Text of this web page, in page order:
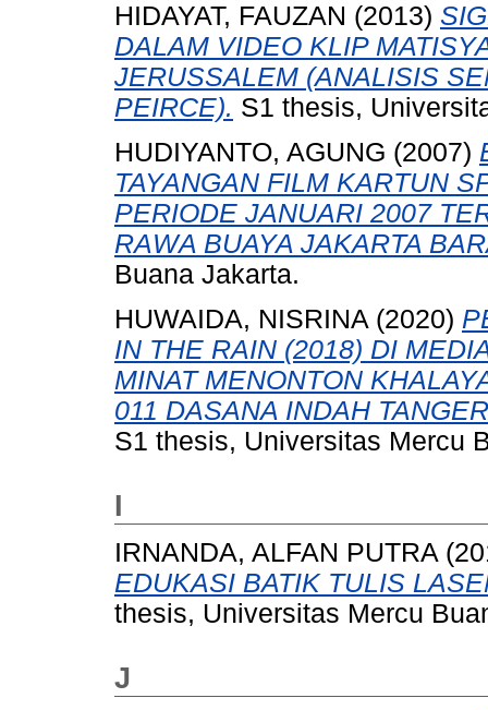
HIDAYAT, FAUZAN (2013)
DALAM VIDEO KLIP
JERUSSALEM (ANALISIS
PEIRCE). S1 thesis,
HUDIYANTO, AGUNG (2007)
TAYANGAN FILM KARTUN
PERIODE JANUARI 2007
RAWA BUAYA JAKARTA
Buana Jakarta.
HUWAIDA, NISRINA (2020)
IN THE RAIN (2018) DI
MINAT MENONTON
011 DASANA INDAH
S1 thesis, Universitas Mercu
I
IRNANDA, ALFAN PUTRA
EDUKASI BATIK TULIS
thesis, Universitas Mercu
J